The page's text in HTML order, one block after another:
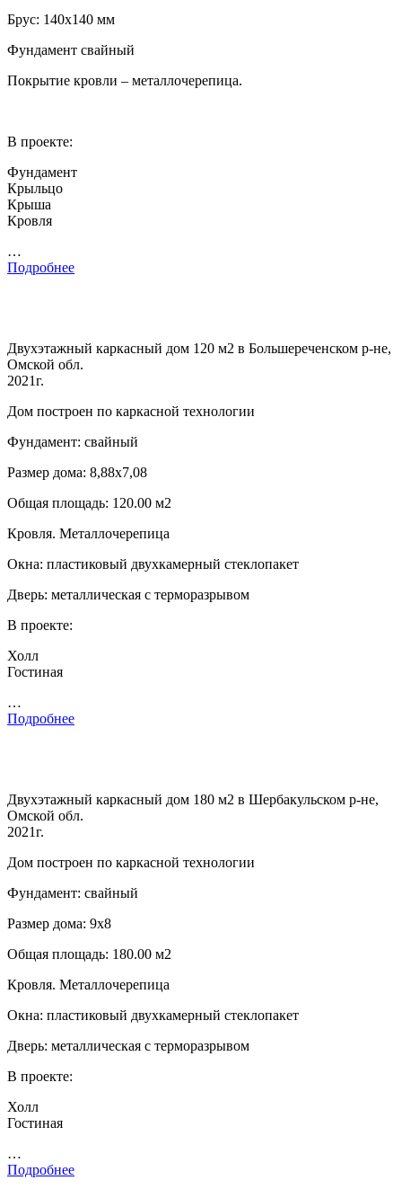
Брус: 140х140 мм
Фундамент свайный
Покрытие кровли – металлочерепица.
В проекте:
Фундамент
Крыльцо
Крыша
Кровля
…
Подробнее
Двухэтажный каркасный дом 120 м2 в Большереченском р-не,
Омской обл.
2021г.
Дом построен по каркасной технологии
Фундамент: свайный
Размер дома: 8,88х7,08
Общая площадь: 120.00 м2
Кровля. Металлочерепица
Окна: пластиковый двухкамерный стеклопакет
Дверь: металлическая с терморазрывом
В проекте:
Холл
Гостиная
…
Подробнее
Двухэтажный каркасный дом 180 м2 в Шербакульском р-не,
Омской обл.
2021г.
Дом построен по каркасной технологии
Фундамент: свайный
Размер дома: 9х8
Общая площадь: 180.00 м2
Кровля. Металлочерепица
Окна: пластиковый двухкамерный стеклопакет
Дверь: металлическая с терморазрывом
В проекте:
Холл
Гостиная
…
Подробнее